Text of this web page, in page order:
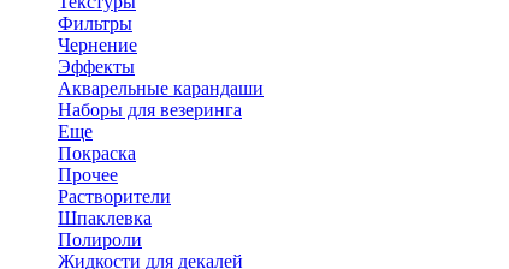
Фильтры
Чернение
Эффекты
Акварельные карандаши
Наборы для везеринга
Еще
Покраска
Прочее
Растворители
Шпаклевка
Полироли
Жидкости для декалей